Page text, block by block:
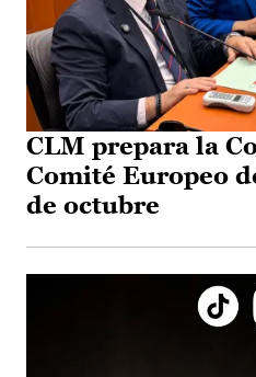
CLM prepara la
Comité Europeo
de octubre